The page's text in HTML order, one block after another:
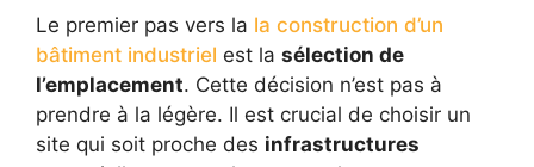
Le premier pas vers la la construction d’un
bâtiment industriel est la sélection de
l’emplacement. Cette décision n’est pas à
prendre à la légère. Il est crucial de choisir un
site qui soit proche des infrastructures